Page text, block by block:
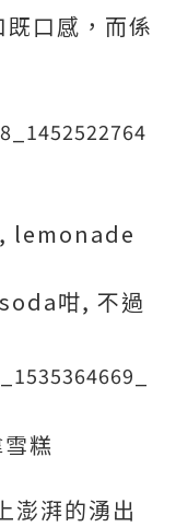
口感，而係
, lemonade
咁, 不過
糕
澎湃的湧出